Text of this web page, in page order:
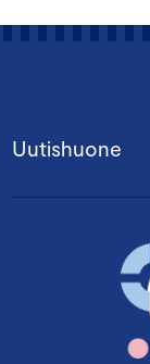
Uutishuone